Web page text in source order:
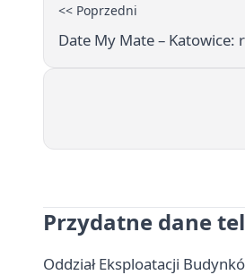
<< Poprzedni
Date My Mate – Katowice:
Przydatne dane
Oddział Eksploatacji